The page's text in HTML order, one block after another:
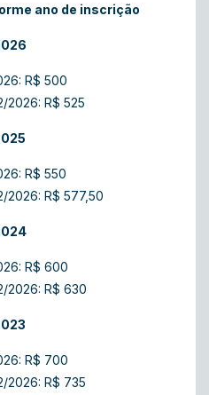
ano de inscrição
R$ 500
2026: R$ 525
R$ 550
2026: R$ 577,50
R$ 600
2026: R$ 630
R$ 700
2026: R$ 735